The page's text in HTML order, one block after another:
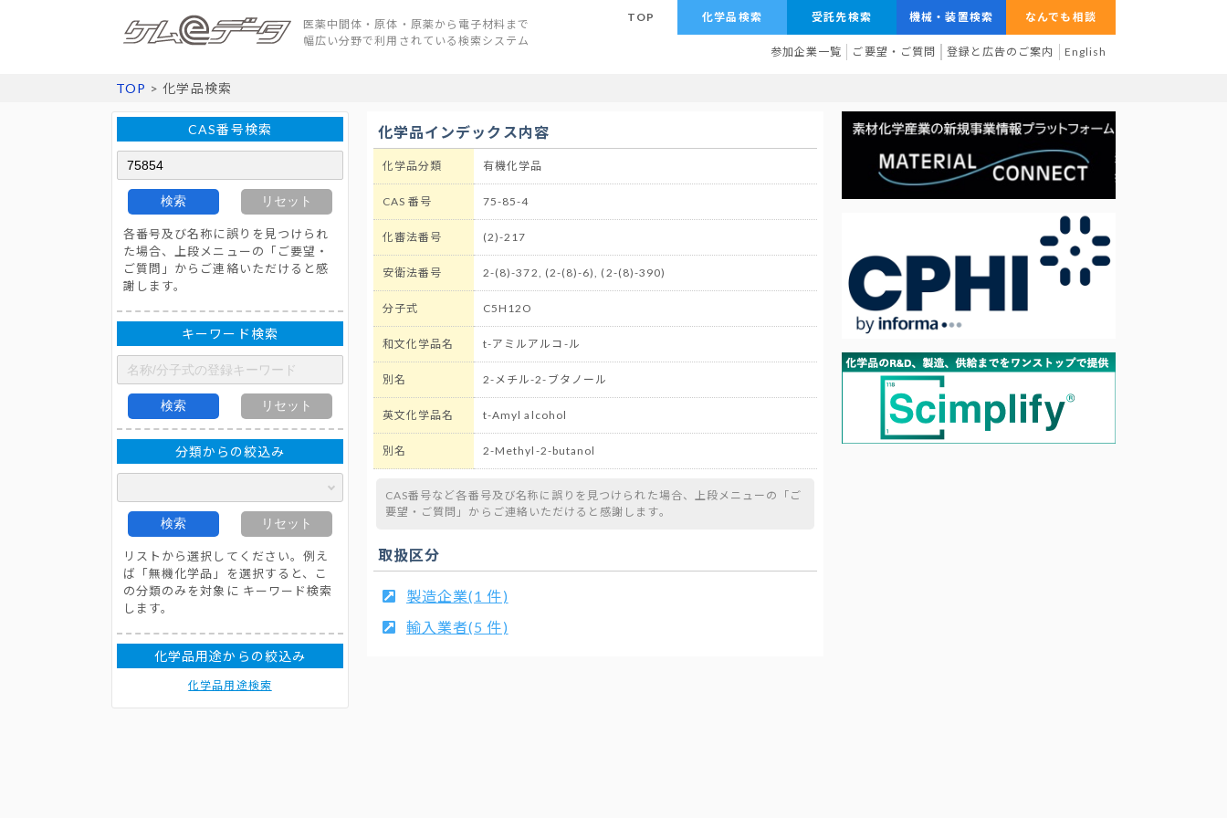
医薬中間体・原体・原薬から電子材料まで
幅広い分野で利用されている検索システム
TOP 化学品検索 受託先検索 機械・装置検索 なんでも相談
参加企業一覧 ご要望・ご質問 登録と広告のご案内 English
TOP > 化学品検索
CAS番号検索
検索 リセット
各番号及び名称に誤りを見つけられ
た場合、上段メニューの「ご要望・
ご質問」からご連絡いただけると感
謝します。
キーワード検索
検索 リセット
分類からの絞込み
検索 リセット
リストから選択してください。例え
ば「無機化学品」を選択すると、こ
の分類のみを対象に キーワード検索
します。
化学品用途からの絞込み
化学品用途検索
化学品インデックス内容
化学品分類 有機化学品
CAS 番号 75-85-4
化審法番号 (2)-217
安衛法番号 2-(8)-372, (2-(8)-6), (2-(8)-390)
分子式 C5H12O
和文化学品名 t-アミルアルコ-ル
別名 2-メチル-2-ブタノール
英文化学品名 t-Amyl alcohol
別名 2-Methyl-2-butanol
CAS番号など各番号及び名称に誤りを見つけられた場合、上段メニューの「ご
要望・ご質問」からご連絡いただけると感謝します。
取扱区分
製造企業(1 件)
輸入業者(5 件)